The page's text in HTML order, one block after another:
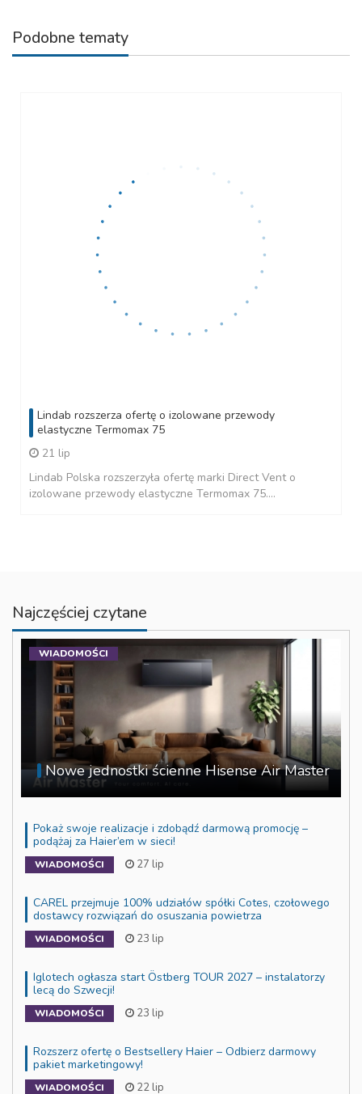
Podobne tematy
Lindab rozszerza ofertę o izolowane przewody
elastyczne Termomax 75
21 lip
Lindab Polska rozszerzyła ofertę marki Direct Vent o
izolowane przewody elastyczne Termomax 75....
Najczęściej czytane
Nowe jednostki ścienne Hisense Air Master
WIADOMOŚCI
Pokaż swoje realizacje i zdobądź darmową promocję –
podążaj za Haier’em w sieci!
WIADOMOŚCI 27 lip
CAREL przejmuje 100% udziałów spółki Cotes, czołowego
dostawcy rozwiązań do osuszania powietrza
WIADOMOŚCI 23 lip
Iglotech ogłasza start Östberg TOUR 2027 – instalatorzy
lecą do Szwecji!
WIADOMOŚCI 23 lip
Rozszerz ofertę o Bestsellery Haier – Odbierz darmowy
pakiet marketingowy!
WIADOMOŚCI 22 lip